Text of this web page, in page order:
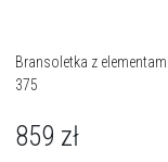
Bransoletka z
375
859 zł